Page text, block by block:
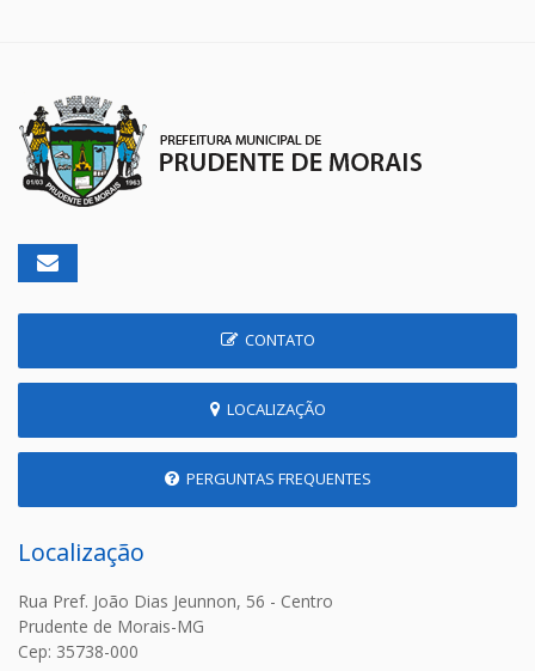
CONTATO
LOCALIZAÇÃO
PERGUNTAS FREQUENTES
Localização
Rua Pref. João Dias Jeunnon, 56 - Centro
Prudente de Morais-MG
Cep: 35738-000